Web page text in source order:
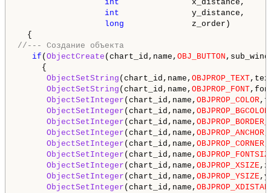
int
int
long
//--- Создание объекта
if ( ObjectCreate (chart_id,name, OBJ_BUTTON
{
ObjectSetString (chart_id,name, OBJPROP_TEXT
ObjectSetString (chart_id,name, OBJPROP_FONT
ObjectSetInteger (chart_id,name, OBJPROP_COLOR
ObjectSetInteger (chart_id,name, OBJPROP_BGCOLOR
ObjectSetInteger (chart_id,name,
ObjectSetInteger (chart_id,name, OBJPROP_ANCHOR
ObjectSetInteger (chart_id,name, OBJPROP_CORNER
ObjectSetInteger (chart_id,name,
ObjectSetInteger (chart_id,name, OBJPROP_XSIZE
ObjectSetInteger (chart_id,name, OBJPROP_YSIZE
ObjectSetInteger (chart_id,name,